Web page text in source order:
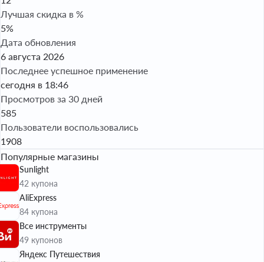
Лучшая скидка в %
5%
Дата обновления
6 августа 2026
Последнее успешное применение
сегодня в 18:46
Просмотров за 30 дней
585
Пользователи воспользовались
1908
Популярные магазины
Sunlight
42 купона
AliExpress
84 купона
Все инструменты
49 купонов
Яндекс Путешествия